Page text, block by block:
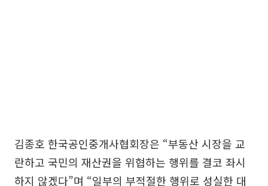
김종호 한국공인중개사협회장은 “부동산 시장을 교
란하고 국민의 재산권을 위협하는 행위를 결코 좌시
하지 않겠다”며 “일부의 부적절한 행위로 성실한 대